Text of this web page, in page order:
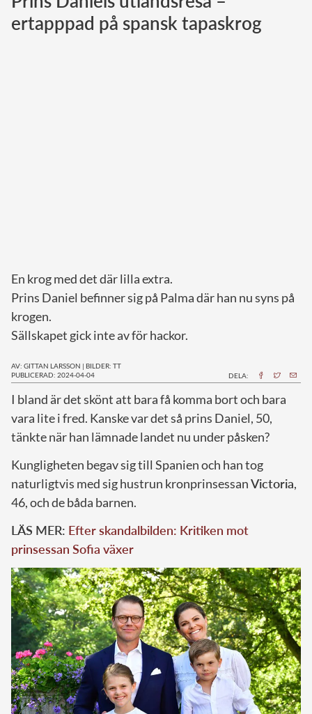
Norska kungahuset
ertapppad på spansk tapaskrog
En krog med det där lilla extra.
Prins Daniel befinner sig på Palma där han nu syns på
krogen.
Sällskapet gick inte av för hackor.
AV: GITTAN LARSSON | BILDER: TT
PUBLICERAD: 2024-04-04
DELA:
I bland är det skönt att bara få komma bort och bara
vara lite i fred. Kanske var det så prins Daniel, 50,
tänkte när han lämnade landet nu under påsken?
Kungligheten begav sig till Spanien och han tog
naturligtvis med sig hustrun kronprinsessanVictoria,
46, och de båda barnen.
LÄS MER: Efter skandalbilden: Kritiken mot
prinsessan Sofia växer